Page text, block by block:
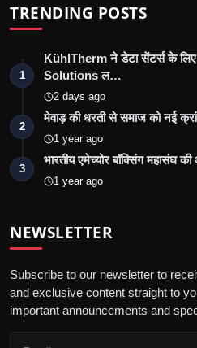
TRENDING POSTS
1
KühlTherm ने डेटा सेंटर्स के
Solutions ल…
2 days ago
2
मेवाड़ की धरती से समाज को नई
1 year ago
3
भारतीय एमेच्योर बॉक्सिंग महासंघ
1 year ago
NEWSLETTER
Subscribe to our newsletter to
and exclusive content straight to
important announcements and